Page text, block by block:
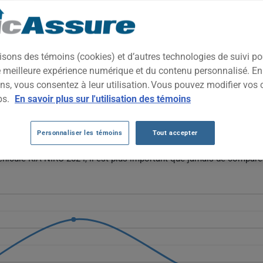
compact conçu pour l'efficacité énergétique et la praticité
de réduire leur consommation de carburant sans sacrifier le
NIRO 2024 DEPUIS 2023.
varient sans direction claire, passant de 1462 $ en 2023 à
suggère une certaine stabilité relative plutôt qu'une tendance
KIA NIRO 2024, il est plus important que jamais de
des témoins (cookies) et d’autres technologies de suivi
expérience numérique et du contenu personnalisé.
vous consentez à leur utilisation. Vous pouvez modifier vos
En savoir plus sur l'utilisation des témoins
Personnaliser les témoins Tout accepter